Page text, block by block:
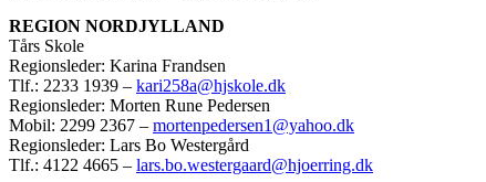
REGION NORDJYLLAND
Tårs Skole
Regionsleder: Karina Frandsen
Tlf.: 2233 1939 – kari258a@hjskole.dk
Regionsleder: Morten Rune Pedersen
Mobil: 2299 2367 – mortenpedersen1@yahoo.dk
Regionsleder: Lars Bo Westergård
Tlf.: 4122 4665 – lars.bo.westergaard@hjoerring.dk